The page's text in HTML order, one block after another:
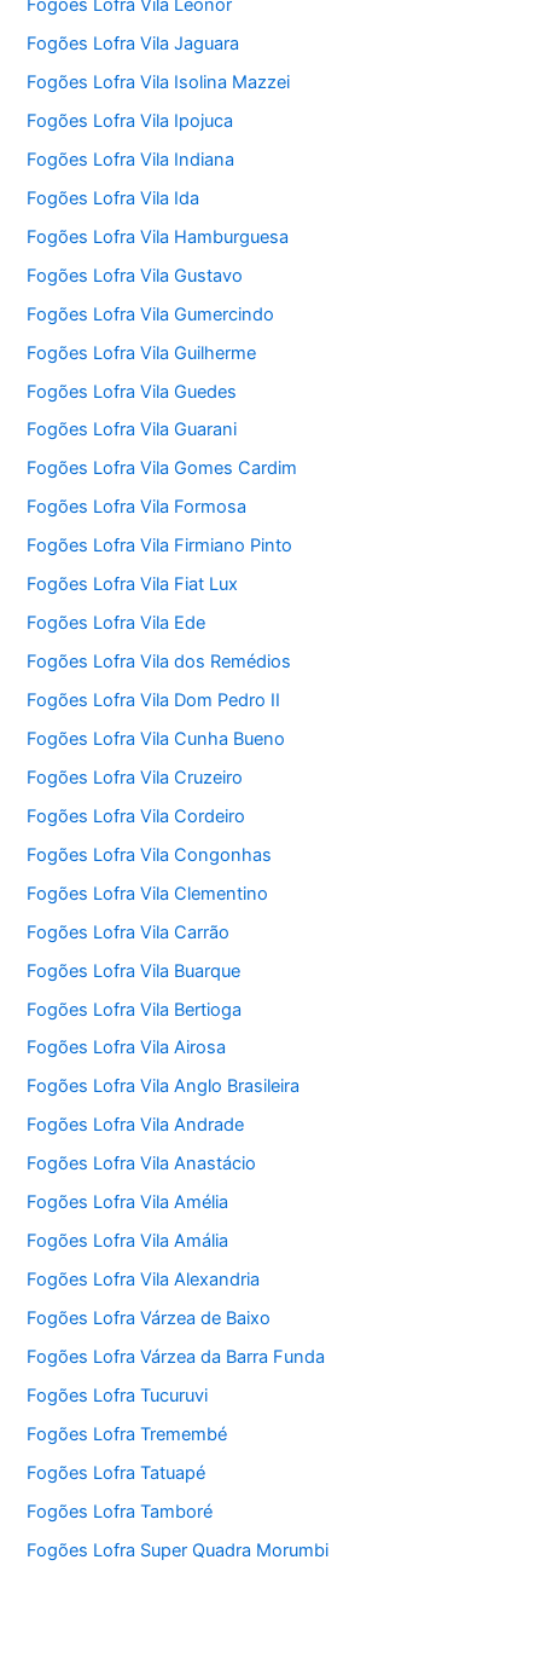
Fogões Lofra Vila Leonor
Fogões Lofra Vila Jaguara
Fogões Lofra Vila Isolina Mazzei
Fogões Lofra Vila Ipojuca
Fogões Lofra Vila Indiana
Fogões Lofra Vila Ida
Fogões Lofra Vila Hamburguesa
Fogões Lofra Vila Gustavo
Fogões Lofra Vila Gumercindo
Fogões Lofra Vila Guilherme
Fogões Lofra Vila Guedes
Fogões Lofra Vila Guarani
Fogões Lofra Vila Gomes Cardim
Fogões Lofra Vila Formosa
Fogões Lofra Vila Firmiano Pinto
Fogões Lofra Vila Fiat Lux
Fogões Lofra Vila Ede
Fogões Lofra Vila dos Remédios
Fogões Lofra Vila Dom Pedro II
Fogões Lofra Vila Cunha Bueno
Fogões Lofra Vila Cruzeiro
Fogões Lofra Vila Cordeiro
Fogões Lofra Vila Congonhas
Fogões Lofra Vila Clementino
Fogões Lofra Vila Carrão
Fogões Lofra Vila Buarque
Fogões Lofra Vila Bertioga
Fogões Lofra Vila Airosa
Fogões Lofra Vila Anglo Brasileira
Fogões Lofra Vila Andrade
Fogões Lofra Vila Anastácio
Fogões Lofra Vila Amélia
Fogões Lofra Vila Amália
Fogões Lofra Vila Alexandria
Fogões Lofra Várzea de Baixo
Fogões Lofra Várzea da Barra Funda
Fogões Lofra Tucuruvi
Fogões Lofra Tremembé
Fogões Lofra Tatuapé
Fogões Lofra Tamboré
Fogões Lofra Super Quadra Morumbi